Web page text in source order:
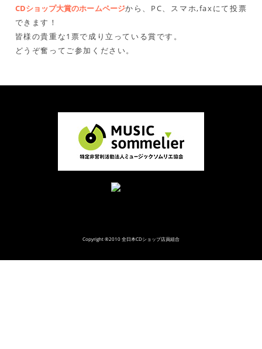
CDショップ大賞のホームページから、PC、スマホ,faxにて投票
できます！
皆様の貴重な1票で成り立っている賞です。
どうぞ奮ってご参加ください。
Copyright ®2010 全日本CDショップ店員組合